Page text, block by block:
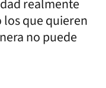
realmente
que quieren
no puede